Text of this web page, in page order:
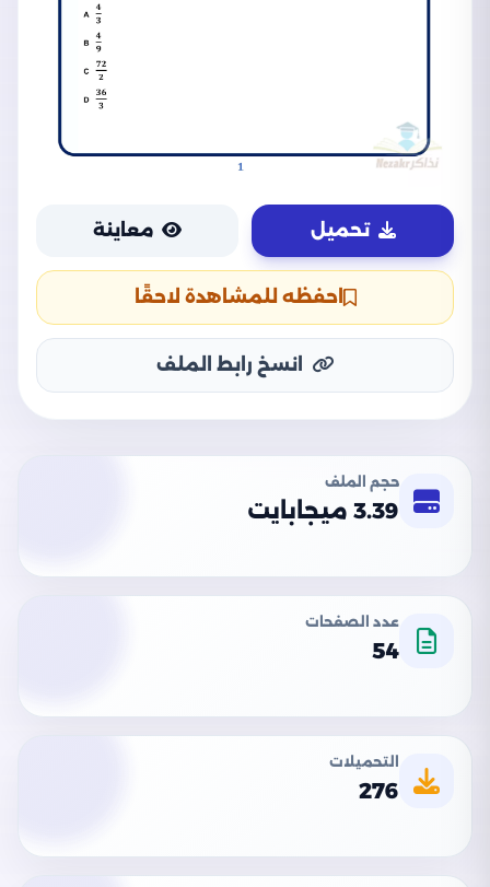
تحميل معاينة
احفظه للمشاهدة لاحقًا
انسخ رابط الملف
حجم الملف
3.39 ميجابايت
عدد الصفحات
54
التحميلات
276